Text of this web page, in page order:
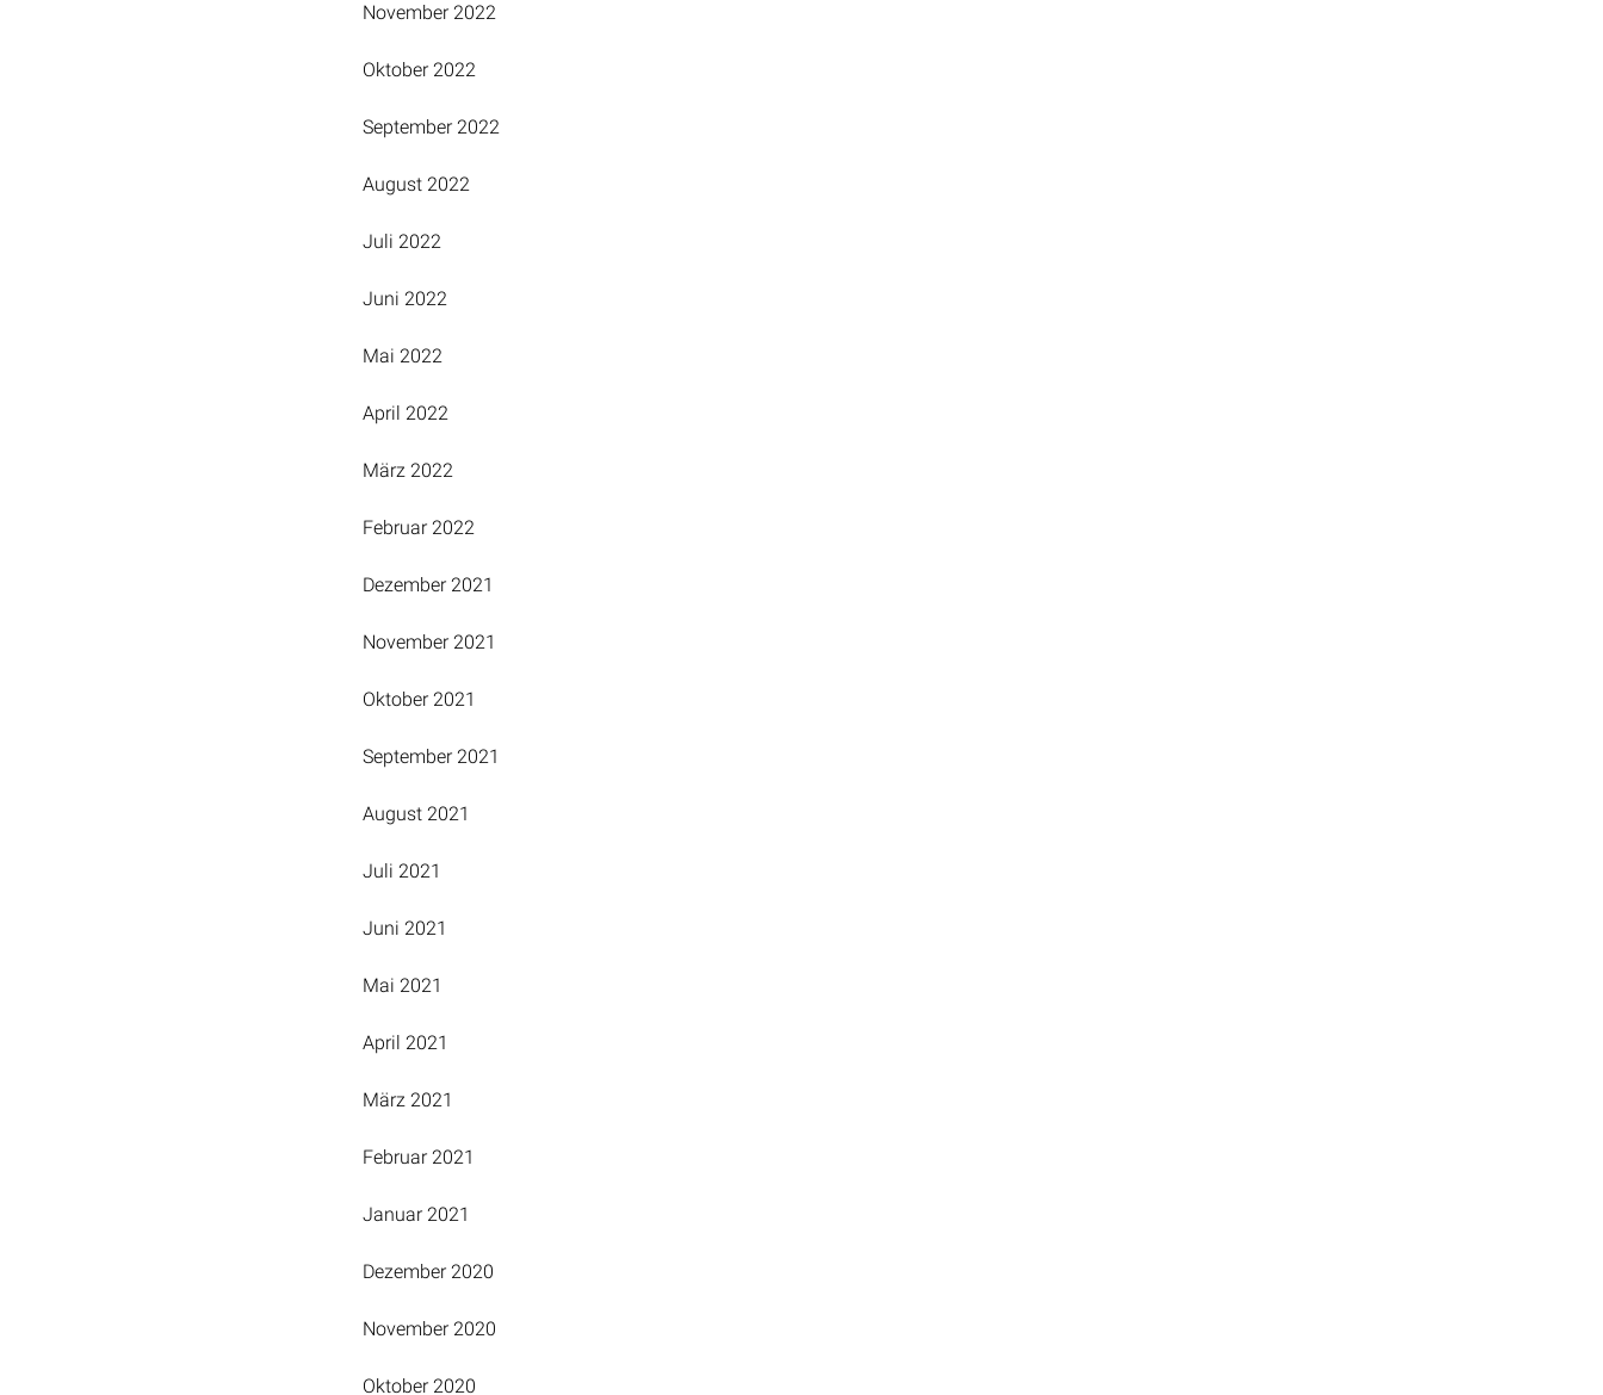
November 2022
Oktober 2022
September 2022
August 2022
Juli 2022
Juni 2022
Mai 2022
April 2022
März 2022
Februar 2022
Dezember 2021
November 2021
Oktober 2021
September 2021
August 2021
Juli 2021
Juni 2021
Mai 2021
April 2021
März 2021
Februar 2021
Januar 2021
Dezember 2020
November 2020
Oktober 2020